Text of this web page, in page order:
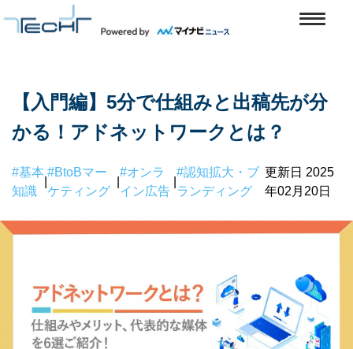
【入門編】5分で仕組みと出稿先が分
かる！アドネットワークとは？
#基本
知識
#BtoBマー
ケティング
#オンラ
イン広告
#認知拡大・ブ
ランディング
更新日 2025
年02月20日